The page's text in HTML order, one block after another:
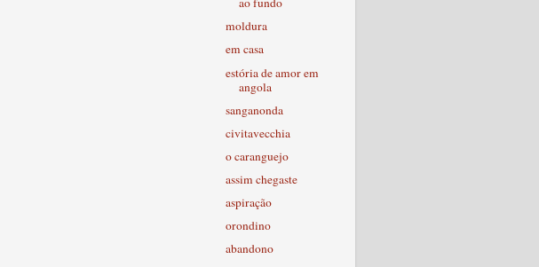
moldura
em casa
estória de amor em
angola
sanganonda
civitavecchia
o caranguejo
assim chegaste
aspiração
orondino
abandono